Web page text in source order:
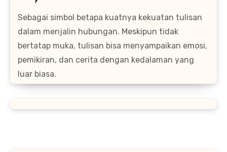
Sebagai simbol betapa kuatnya kekuatan tulisan
dalam menjalin hubungan. Meskipun tidak
bertatap muka, tulisan bisa menyampaikan emosi,
pemikiran, dan cerita dengan kedalaman yang
luar biasa.